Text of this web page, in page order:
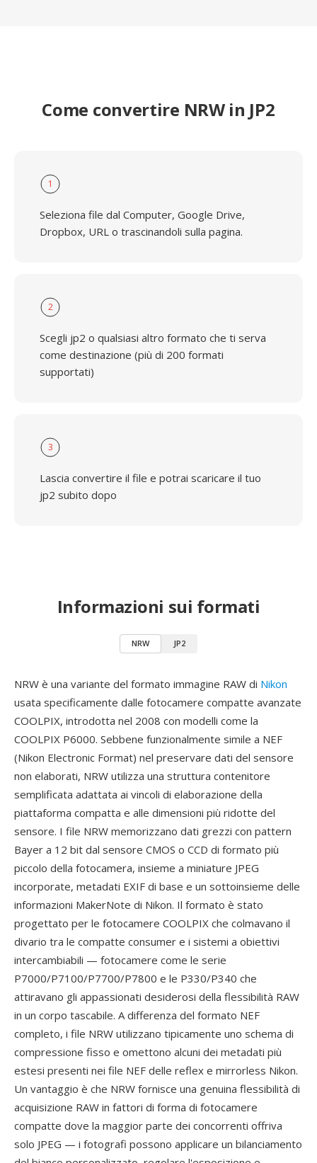
Come convertire NRW in JP2
1
Seleziona file dal Computer, Google Drive,
Dropbox, URL o trascinandoli sulla pagina.
2
Scegli jp2 o qualsiasi altro formato che ti serva
come destinazione (più di 200 formati
supportati)
3
Lascia convertire il file e potrai scaricare il tuo
jp2 subito dopo
Informazioni sui formati
NRW JP2
NRW è una variante del formato immagine RAW di Nikon
usata specificamente dalle fotocamere compatte avanzate
COOLPIX, introdotta nel 2008 con modelli come la
COOLPIX P6000. Sebbene funzionalmente simile a NEF
(Nikon Electronic Format) nel preservare dati del sensore
non elaborati, NRW utilizza una struttura contenitore
semplificata adattata ai vincoli di elaborazione della
piattaforma compatta e alle dimensioni più ridotte del
sensore. I file NRW memorizzano dati grezzi con pattern
Bayer a 12 bit dal sensore CMOS o CCD di formato più
piccolo della fotocamera, insieme a miniature JPEG
incorporate, metadati EXIF di base e un sottoinsieme delle
informazioni MakerNote di Nikon. Il formato è stato
progettato per le fotocamere COOLPIX che colmavano il
divario tra le compatte consumer e i sistemi a obiettivi
intercambiabili — fotocamere come le serie
P7000/P7100/P7700/P7800 e le P330/P340 che
attiravano gli appassionati desiderosi della flessibilità RAW
in un corpo tascabile. A differenza del formato NEF
completo, i file NRW utilizzano tipicamente uno schema di
compressione fisso e omettono alcuni dei metadati più
estesi presenti nei file NEF delle reflex e mirrorless Nikon.
Un vantaggio è che NRW fornisce una genuina flessibilità di
acquisizione RAW in fattori di forma di fotocamere
compatte dove la maggior parte dei concorrenti offriva
solo JPEG — i fotografi possono applicare un bilanciamento